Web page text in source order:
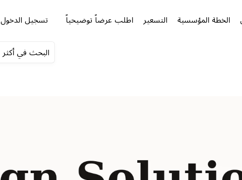
الخطة المؤسسية التسعير اطلب عرضاً توضيحياً تسجيل الدخول